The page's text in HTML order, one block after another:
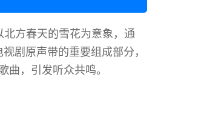
方春天的雪花为意象，通
剧原声带的重要组成部分，
，引发听众共鸣。